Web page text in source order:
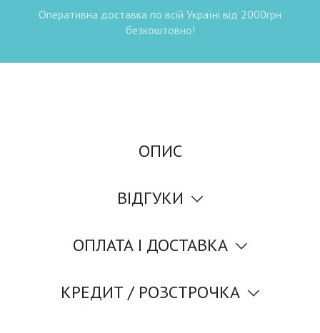
Оперативна доставка по всій Україні від 2000грн
безкоштовно!
ОПИС
ВІДГУКИ
ОПЛАТА І ДОСТАВКА
КРЕДИТ / РОЗСТРОЧКА